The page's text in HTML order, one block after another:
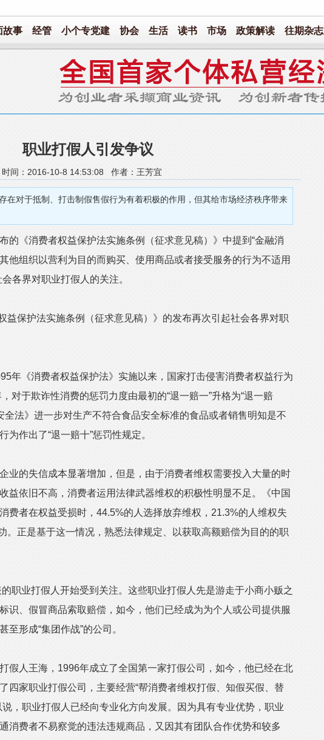
故事 经管 小个专党建 协会 生活 读书 市场 政策解读 往期杂志
职业打假人引发争议
时间：2016-10-8 14:53:08 作者：王芳宜
对于抵制、打击制假售假行为有着积极的作用，但其给市场经济秩序带来
《消费者权益保护法实施条例（征求意见稿）》中提到“金融消
他组织以营利为目的而购买、使用商品或者接受服务的行为不适用
各界对职业打假人的关注。
保护法实施条例（征求意见稿）》的发布再次引起社会各界对职
《消费者权益保护法》实施以来，国家打击侵害消费者权益行为
对于欺诈性消费的惩罚力度由最初的“退一赔一”升格为“退一赔
全法》进一步对生产不符合食品安全标准的食品或者销售明知是不
为作出了“退一赔十”惩罚性规定。
的失信成本显著增加，但是，由于消费者维权需要投入大量的时
益依旧不高，消费者运用法律武器维权的积极性明显不足。《中国
费者在权益受损时，44.5%的人选择放弃维权，21.3%的人维权失
。正是基于这一情况，熟悉法律规定、以获取高额赔偿为目的的职
业打假人开始受到关注。这些职业打假人先是游走于小商小贩之
识、假冒商品索取赔偿，如今，他们已经成为为个人或公司提供服
形成“集团作战”的公司。
人王海，1996年成立了全国第一家打假公司，如今，他已经在北
四家职业打假公司，主要经营“帮消费者维权打假、知假买假、替
，职业打假人已经向专业化方向发展。因为具有专业优势，职业
消费者不易察觉的违法违规商品，又因其有团队合作优势和较多